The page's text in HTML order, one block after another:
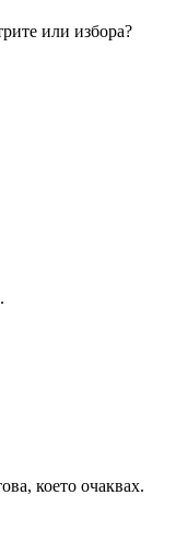
или избора?
което очаквах.